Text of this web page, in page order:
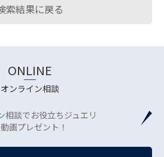
索結果に戻る
ONLINE
オンライン相談
相談でお役立ちジュエリ
画プレゼント！